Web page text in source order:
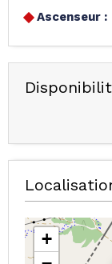
Ascenseur :
+